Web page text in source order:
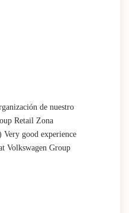
future events.
de nuestro
Retail Zona
Very good experience
Volkswagen Group